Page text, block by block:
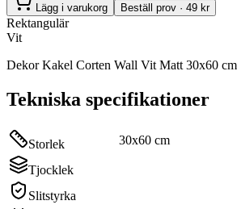
Lägg i varukorg Beställ prov · 49 kr
Rektangulär
Vit
Dekor Kakel Corten Wall Vit Matt 30x60
Tekniska specifikationer
Storlek 30x60 cm
Tjocklek
Slitstyrka